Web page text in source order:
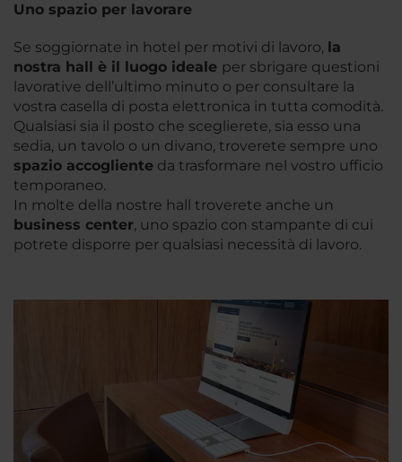
Uno spazio per lavorare
Se soggiornate in hotel per motivi di lavoro, la
nostra hall è il luogo ideale per sbrigare questioni
lavorative dell’ultimo minuto o per consultare la
vostra casella di posta elettronica in tutta comodità.
Qualsiasi sia il posto che sceglierete, sia esso una
sedia, un tavolo o un divano, troverete sempre uno
spazio accogliente da trasformare nel vostro ufficio
temporaneo.
In molte della nostre hall troverete anche un
business center, uno spazio con stampante di cui
potrete disporre per qualsiasi necessità di lavoro.